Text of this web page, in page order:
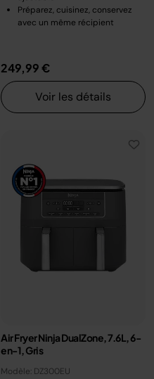
Préparez, cuisinez, conservez
avec un même récipient
249,99 €
Voir les détails
Air Fryer Ninja DualZone, 7.6L, 6-
en-1, Gris
Modèle: DZ300EU